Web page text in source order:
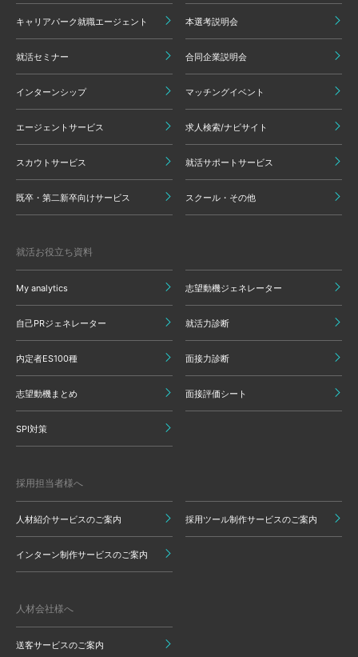
キャリアパーク就職エージェント 本選考説明会
就活セミナー 合同企業説明会
インターンシップ マッチングイベント
エージェントサービス 求人検索/ナビサイト
スカウトサービス 就活サポートサービス
既卒・第二新卒向けサービス スクール・その他
就活お役立ち資料
My analytics 志望動機ジェネレーター
自己PRジェネレーター 就活力診断
内定者ES100種 面接力診断
志望動機まとめ 面接評価シート
SPI対策
採用担当者様へ
人材紹介サービスのご案内 採用ツール制作サービスのご案内
インターン制作サービスのご案内
人材会社様へ
送客サービスのご案内